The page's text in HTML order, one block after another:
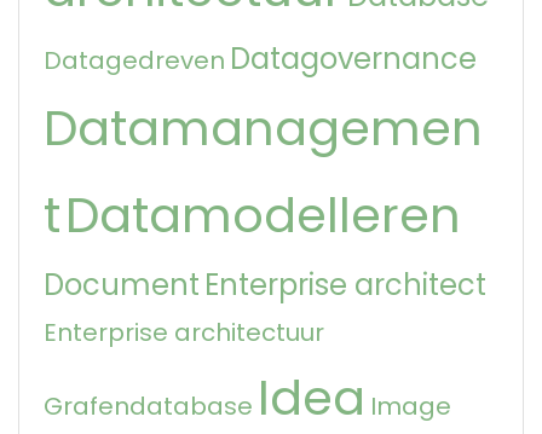
Datagedreven Datagovernance
Datamanagemen
tDatamodelleren
Document Enterprise architect
Enterprise architectuur
Grafendatabase Idea Image